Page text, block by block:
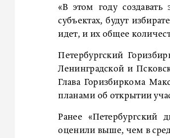
«В этом году
субъектах, будут
идет, и их общее
Петербургский
Ленинградской и
Глава Горизбиркома
планами об открытии
Ранее «Петербургский
оценили выше, чем в